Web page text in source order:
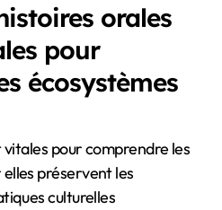
orales
pour
écosystèmes
pour comprendre les
préservent les
culturelles